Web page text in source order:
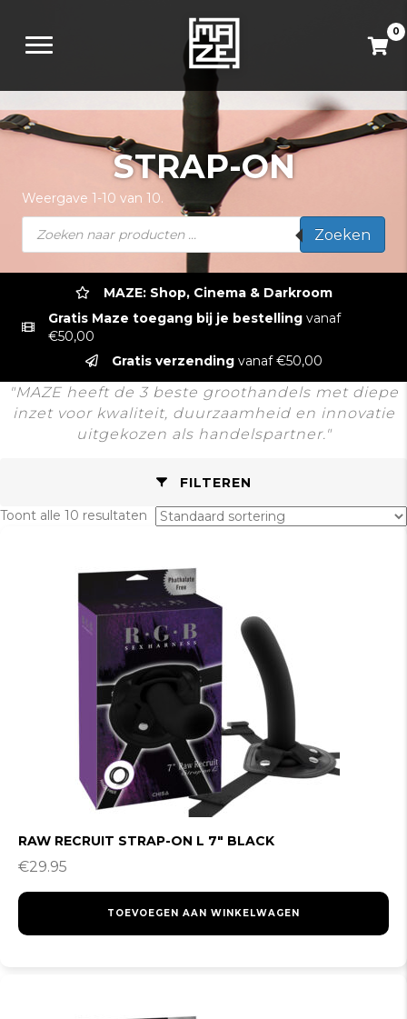
0
STRAP-ON
Weergave 1-10 van 10.
Producten
zoeken Zoeken
MAZE: Shop, Cinema & Darkroom
Gratis Maze toegang bij je bestelling vanaf
€50,00
Gratis verzendingvanaf €50,00
"MAZE heeft de 3 beste groothandels met diepe
inzet voor kwaliteit, duurzaamheid en innovatie
uitgekozen als handelspartner."
FILTEREN
Toont alle 10 resultaten
RAW RECRUIT STRAP-ON L 7″ BLACK
€29.95
TOEVOEGEN AAN WINKELWAGEN